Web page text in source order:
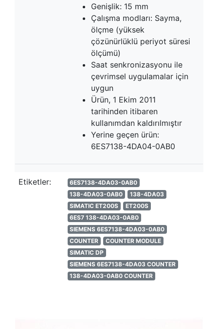
Genişlik: 15 mm
Çalışma modları: Sayma,
ölçme (yüksek
çözünürlüklü periyot süresi
ölçümü)
Saat senkronizasyonu ile
çevrimsel uygulamalar için
uygun
Ürün, 1 Ekim 2011
tarihinden itibaren
kullanımdan kaldırılmıştır
Yerine geçen ürün:
6ES7138-4DA04-0AB0
Etiketler:
6ES7138-4DA03-0AB0
138-4DA03-0AB0
138-4DA03
SIMATIC ET200S
ET200S
6ES7 138-4DA03-0AB0
SIEMENS 6ES7138-4DA03-0AB0
COUNTER
COUNTER MODULE
SIMATIC DP
SIEMENS 6ES7138-4DA03 COUNTER
138-4DA03-0AB0 COUNTER